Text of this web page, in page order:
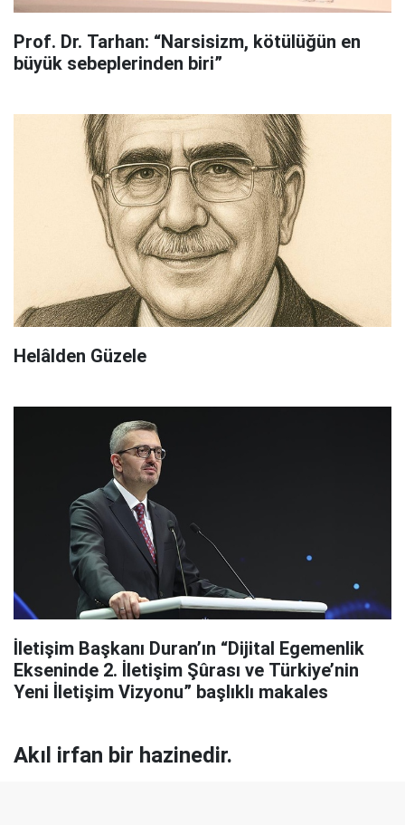
Prof. Dr. Tarhan: “Narsisizm, kötülüğün en
büyük sebeplerinden biri”
Helâlden Güzele
İletişim Başkanı Duran’ın “Dijital Egemenlik
Ekseninde 2. İletişim Şûrası ve Türkiye’nin
Yeni İletişim Vizyonu” başlıklı makales
Akıl irfan bir hazinedir.